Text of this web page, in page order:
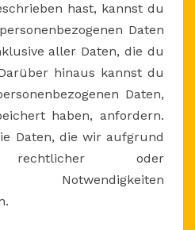
hast, kannst du
Daten
aller Daten, die du
hinaus kannst du
Daten,
haben, anfordern.
Daten, die wir aufgrund
rechtlicher oder
Notwendigkeiten